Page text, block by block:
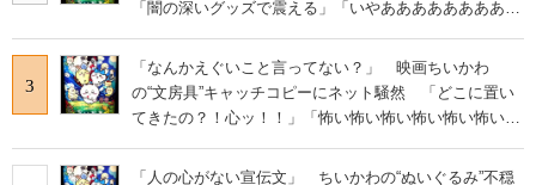
「闇の深いグッズで震える」「いやあああああああああ
3
「なんかえぐいこと言ってない？」 映画ちいかわ
の“文房具”キャッチコピーにネット騒然 「どこに置い
てきたの？！心ッ！！」「怖い怖い怖い怖い怖い怖い怖
「人の心がない宣伝文」 ちいかわの“ぬいぐるみ”不穏